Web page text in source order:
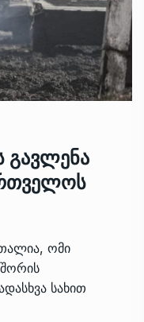
გავლენა
ომი
სახით